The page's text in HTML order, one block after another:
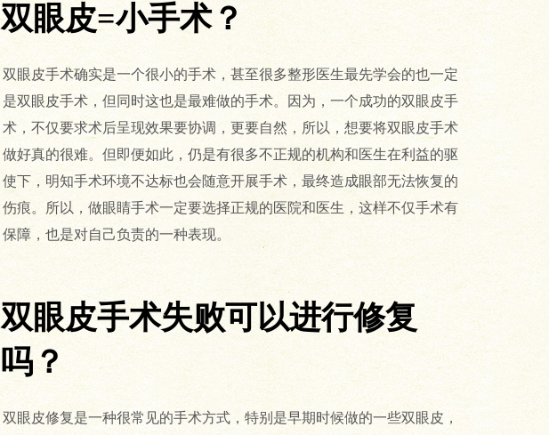
双眼皮=小手术？
双眼皮手术确实是一个很小的手术，甚至很多整形医生最先学会的也一定
是双眼皮手术，但同时这也是最难做的手术。因为，一个成功的双眼皮手
术，不仅要求术后呈现效果要协调，更要自然，所以，想要将双眼皮手术
做好真的很难。但即便如此，仍是有很多不正规的机构和医生在利益的驱
使下，明知手术环境不达标也会随意开展手术，最终造成眼部无法恢复的
伤痕。所以，做眼睛手术一定要选择正规的医院和医生，这样不仅手术有
保障，也是对自己负责的一种表现。
双眼皮手术失败可以进行修复
吗？
双眼皮修复是一种很常见的手术方式，特别是早期时候做的一些双眼皮，